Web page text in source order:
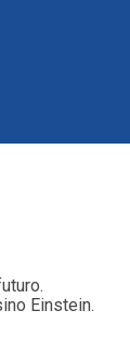
Einstein.